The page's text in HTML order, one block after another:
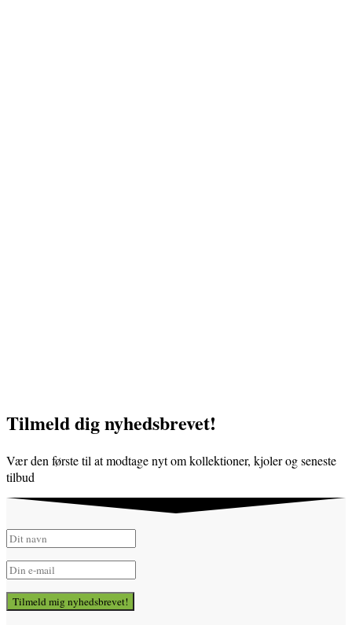
Tilmeld dig nyhedsbrevet!
Vær den første til at modtage nyt om kollektioner, kjoler og seneste
tilbud
Tilmeld mig nyhedsbrevet!